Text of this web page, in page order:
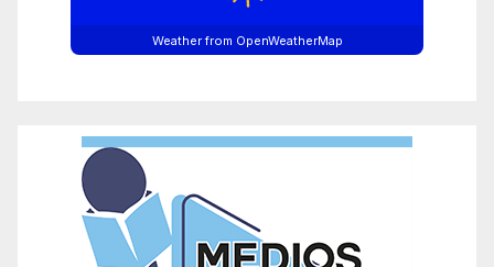
Weather from OpenWeatherMap